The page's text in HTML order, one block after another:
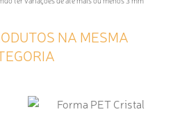
NA MESMA